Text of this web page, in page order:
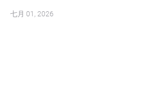
七月 01, 2026